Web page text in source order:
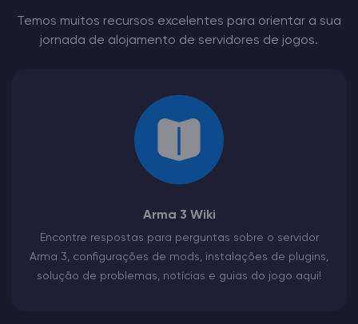
Temos muitos recursos excelentes para orientar a sua
jornada de alojamento de servidores de jogos.
Arma 3 Wiki
Encontre respostas para perguntas sobre o servidor
Arma 3, configurações de mods, instalações de plugins,
solução de problemas, notícias e guias do jogo aqui!